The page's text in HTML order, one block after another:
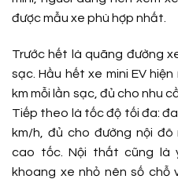
được mẫu xe phù hợp nhất.
Trước hết là quãng đường
sạc. Hầu hết xe mini EV
km mỗi lần sạc, đủ cho nhu
Tiếp theo là tốc độ tối đa:
km/h, đủ cho đường nội
cao tốc. Nội thất cũng là
khoang xe nhỏ nên số chỗ